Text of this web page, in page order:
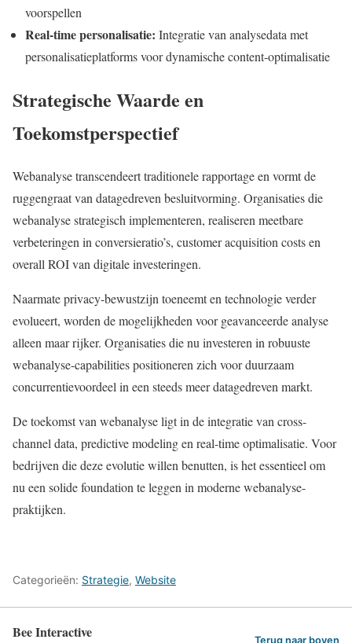
voorspellen
Real-time personalisatie: Integratie van analysedata met
personalisatieplatforms voor dynamische content-optimalisatie
Strategische Waarde en
Toekomstperspectief
Webanalyse transcendeert traditionele rapportage en vormt de
ruggengraat van datagedreven besluitvorming. Organisaties die
webanalyse strategisch implementeren, realiseren meetbare
verbeteringen in conversieratio’s, customer acquisition costs en
overall ROI van digitale investeringen.
Naarmate privacy-bewustzijn toeneemt en technologie verder
evolueert, worden de mogelijkheden voor geavanceerde analyse
alleen maar rijker. Organisaties die nu investeren in robuuste
webanalyse-capabilities positioneren zich voor duurzaam
concurrentievoordeel in een steeds meer datagedreven markt.
De toekomst van webanalyse ligt in de integratie van cross-
channel data, predictive modeling en real-time optimalisatie. Voor
bedrijven die deze evolutie willen benutten, is het essentieel om
nu een solide foundation te leggen in moderne webanalyse-
praktijken.
Categorieën: Strategie, Website
Bee Interactive Terug naar boven